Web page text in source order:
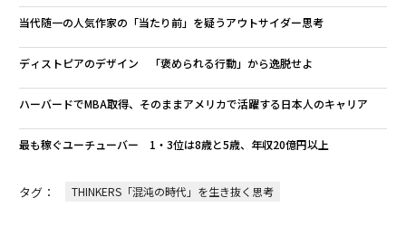
当代随一の人気作家の「当たり前」を疑うアウトサイダー思考
ディストピアのデザイン 「褒められる行動」から逸脱せよ
ハーバードでMBA取得、そのままアメリカで活躍する日本人のキャリア
最も稼ぐユーチューバー 1・3位は8歳と5歳、年収20億円以上
タグ： THINKERS「混沌の時代」を生き抜く思考